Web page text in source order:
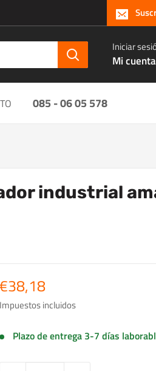
Iniciar
Mi cuenta
085 - 06 05 578
industrial
Precio
de
venta
€38,18
Impuestos incluidos
Plazo de entrega 3-7 días